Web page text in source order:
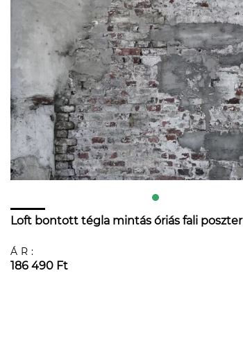
Loft bontott tégla mintás óriás fali poszter
ÁR:
186 490 Ft